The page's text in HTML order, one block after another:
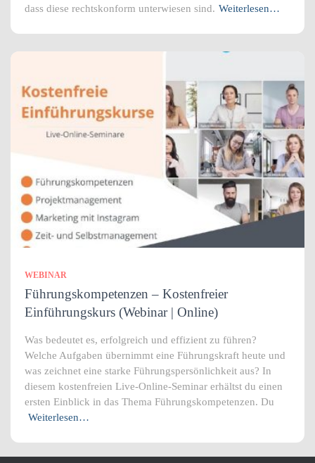
dass diese rechtskonform unterwiesen sind. Weiterlesen…
WEBINAR
Führungskompetenzen – Kostenfreier
Einführungskurs (Webinar | Online)
Was bedeutet es, erfolgreich und effizient zu führen?
Welche Aufgaben übernimmt eine Führungskraft heute und
was zeichnet eine starke Führungspersönlichkeit aus? In
diesem kostenfreien Live-Online-Seminar erhältst du einen
ersten Einblick in das Thema Führungskompetenzen. Du
Weiterlesen…